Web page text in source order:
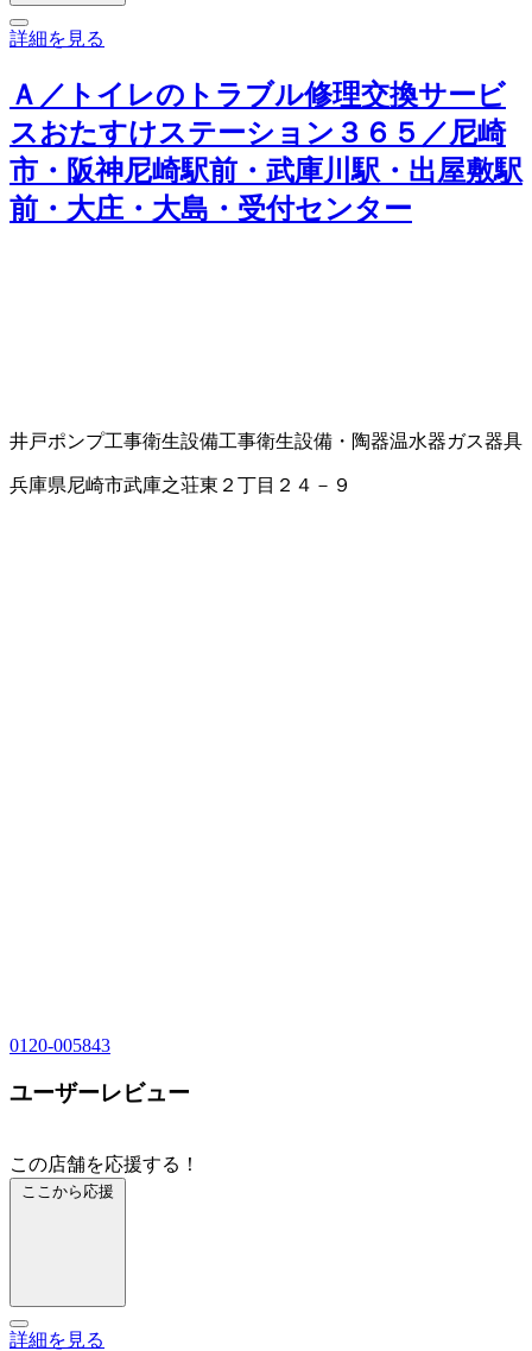
詳細を見る
Ａ／トイレのトラブル修理交換サービ
スおたすけステーション３６５／尼崎
市・阪神尼崎駅前・武庫川駅・出屋敷駅
前・大庄・大島・受付センター
井戸ポンプ工事衛生設備工事衛生設備・陶器温水器ガス器具
兵庫県尼崎市武庫之荘東２丁目２４－９
0120-005843
ユーザーレビュー
この店舗を応援する！
ここから応援
詳細を見る